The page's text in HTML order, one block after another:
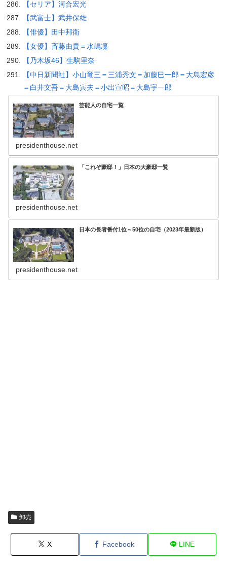
【セリア】河合宏光
【武富士】武井保雄
【俳優】田中邦衛
【女優】斉藤由貴＝水嶋凜
【乃木坂46】生駒里奈
【中日新聞社】小山竜三＝三浦秀文＝加藤巳一郎＝大島宏彦
＝白井文吾＝大島寅夫＝小出宣昭＝大島宇一郎
芸能人の自宅一覧
presidenthouse.net
「これぞ豪邸！」日本の大豪邸一覧
presidenthouse.net
日本の長者番付1位～50位の自宅（2023年最新版）
presidenthouse.net
卸売
X Facebook LINE